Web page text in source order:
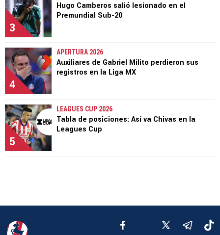
3
Hugo Camberos salió lesionado en el
Premundial Sub-20
4
APERTURA 2026
Auxiliares de Gabriel Milito perdieron sus
registros en la Liga MX
5
LEAGUES CUP 2026
Tabla de posiciones: Así va Chivas en la
Leagues Cup